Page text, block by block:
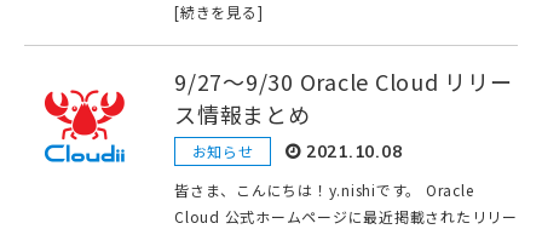
[続きを見る]
9/27〜9/30 Oracle Cloud リリー
ス情報まとめ
お知らせ 2021.10.08
皆さま、こんにちは！y.nishiです。 Oracle
Cloud 公式ホームページに最近掲載されたリリー